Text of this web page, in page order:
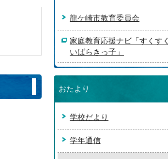
龍ケ崎市教育委員会
家庭教育応援ナビ「すくすく
いばらきっ子」
おたより
学校だより
学年通信